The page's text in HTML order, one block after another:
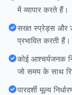
में व्यापार करते हैं।
सख्त स्प्रेड्स और
प्रभावित करती हैं।
कोई आश्चर्यजनक
जो समय के साथ
पारदर्शी मूल्य